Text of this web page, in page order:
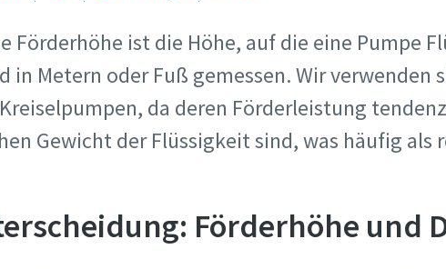
Förderhöhe ist die Höhe, auf die eine Pumpe
in Metern oder Fuß gemessen. Wir verwenden
da deren Förderleistung
Gewicht der Flüssigkeit sind, was häufig als
Förderhöhe und